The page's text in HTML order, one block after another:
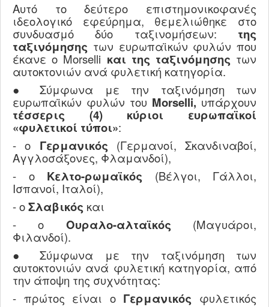
Αυτό το δεύτερο επιστημονικοφανές
ιδεολογικό εφεύρημα, θεμελιώθηκε στο
συνδυασμό δύο ταξινομήσεων: της
ταξινόμησης των ευρωπαϊκών φυλών που
έκανε ο Μοrselli και της ταξινόμησης των
αυτοκτονιών ανά φυλετική κατηγορία.
● Σύμφωνα με την ταξινόμηση των
ευρωπαϊκών φυλών του Μοrselli,υπάρχουν
τέσσερις (4) κύριοι ευρωπαϊκοί
«φυλετικοί τύποι»:
- ο Γερμανικός (Γερμανοί, Σκανδιναβοί,
Αγγλοσάξονες, Φλαμανδοί),
- ο Κελτο-ρωμαϊκός (Βέλγοι, Γάλλοι,
Ισπανοί, Ιταλοί),
- οΣλαβικός και
- ο Ουραλο-αλταϊκός (Μαγυάροι,
Φιλανδοί).
● Σύμφωνα με την ταξινόμηση των
αυτοκτονιών ανά φυλετική κατηγορία, από
την άποψη της συχνότητας:
- πρώτος είναι ο Γερμανικός φυλετικός